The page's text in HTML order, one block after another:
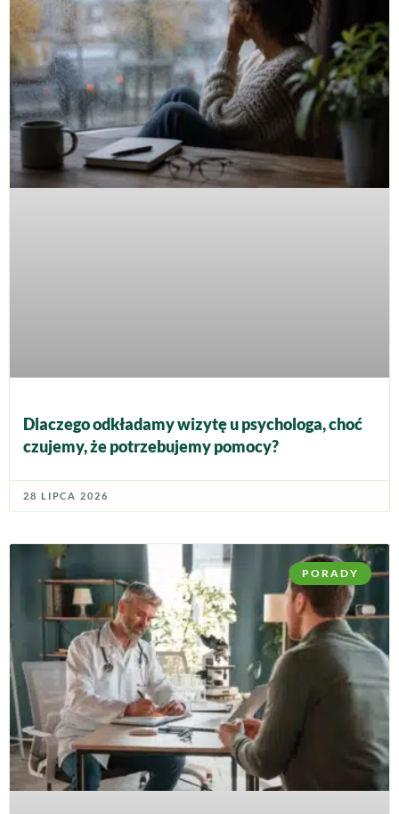
Dlaczego odkładamy wizytę u psychologa, choć
czujemy, że potrzebujemy pomocy?
28 LIPCA 2026
PORADY